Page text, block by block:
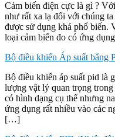
Cảm biến điện cực là gì ?
như rất xa lạ đối với chúng
được sử dụng khá phổ biến.
loại cảm biến đo có ứng
Bộ điều khiển Áp suất bằng
Bộ điều khiển áp suất pid là
lượng vật lý quan trọng
có hình dạng cụ thể nhưng
ứng dụng rất nhiều vào các
[…]